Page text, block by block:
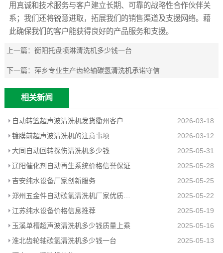
用真诚和技术服务与客户建立长期、可靠的战略性合作伙伴关
系；我们还将锐意进取，拓展我们的销售渠道及支援网络。藉
此确保我们的客户能获得良好的产品服务和支援。
上一篇：衡阳托盘喷淋清洗机多少钱一台
下一篇：萍乡专业生产齿轮轴碳氢清洗机承诺守信
相关新闻
2026-03-18
镀膜前超声波清洗机的注意事项
2026-03-12
大同自动回转探伤清洗机多少钱
2025-05-31
辽阳催化剂自动再生系统价格信誉保证
2025-05-28
吉安纯水设备厂家创新服务
2025-05-25
郑州五金件自动碳氢清洗机厂家优质推荐
2025-05-22
江苏纯水设备价格信息推荐
2025-05-19
玉溪单槽超声波清洗机多少钱质量上乘
2025-05-16
淮北齿轮轴碳氢清洗机多少钱一台
2025-05-13